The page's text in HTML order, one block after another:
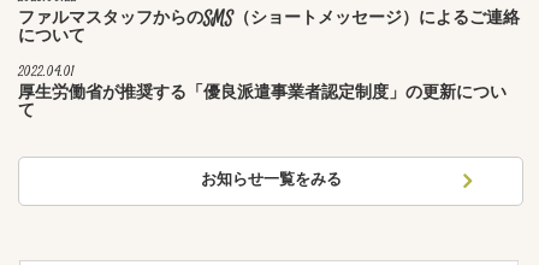
ファルマスタッフからのSMS（ショートメッセージ）によるご連絡
について
2022.04.01
厚生労働省が推奨する「優良派遣事業者認定制度」の更新につい
て
お知らせ一覧をみる